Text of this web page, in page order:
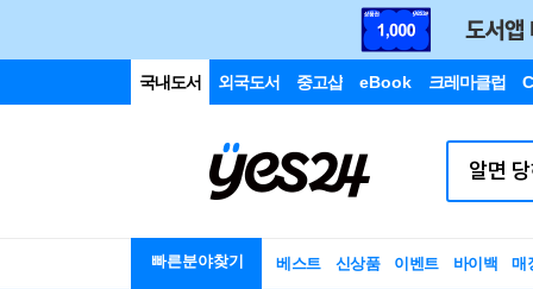
국내도서 외국도서 중고샵 eBook 크레마클럽
빠른분야찾기 베스트 신상품 이벤트 바이백 매